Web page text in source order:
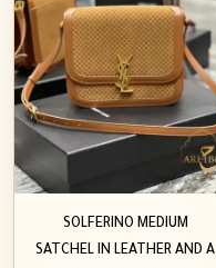
SOLFERINO MEDIUM
SATCHEL IN LEATHER AND A